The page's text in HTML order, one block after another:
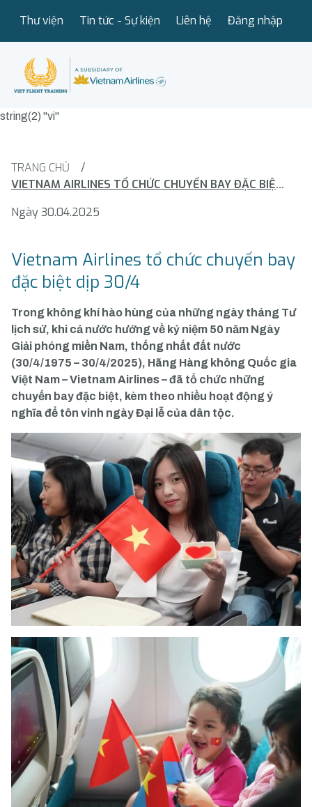
Thư viện Tin tức - Sự kiện Liên hệ Đăng nhập
string(2) "vi"
TRANG CHỦ
/
VIETNAM AIRLINES TỔ CHỨC CHUYẾN BAY ĐẶC BIỆT DỊP 30/4
Ngày 30.04.2025
Vietnam Airlines tổ chức chuyến bay
đặc biệt dịp 30/4
Trong không khí hào hùng của những ngày tháng Tư
lịch sử, khi cả nước hướng về kỷ niệm 50 năm Ngày
Giải phóng miền Nam, thống nhất đất nước
(30/4/1975 – 30/4/2025), Hãng Hàng không Quốc gia
Việt Nam – Vietnam Airlines – đã tổ chức những
chuyến bay đặc biệt, kèm theo nhiều hoạt động ý
nghĩa để tôn vinh ngày Đại lễ của dân tộc.